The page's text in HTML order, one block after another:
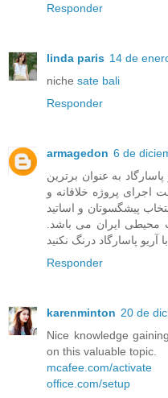
Responder
linda paris 14 de
niche sate bali
Responder
armagedon 6 de
به عنوان برترین
تابلو ساز ایران در سال 96 جهت اجرای پروژه خلاقانه و
پیشگسوتان و اساتید
محیطی ایران می باشد.
Responder
karenminton 20 de
Nice knowledge
on this valuable topic.
mcafee.com/activate
office.com/setup